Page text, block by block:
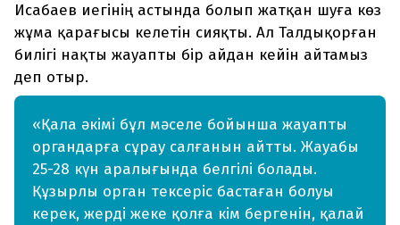
Исабаев иегінің астында болып жатқан шуға көз
жұма қарағысы келетін сияқты. Ал Талдықорған
билігі нақты жауапты бір айдан кейін айтамыз
деп отыр.
«Қала әкімі бұл мәселе бойынша жауапты
органдарға сұрау салғанын айтты. Жауабы
25-28 күн аралығында белгілі болады.
Құзырлы орган тексеріс бастаған болуы
керек, жерді жеке қолға кім бергенін, қалай